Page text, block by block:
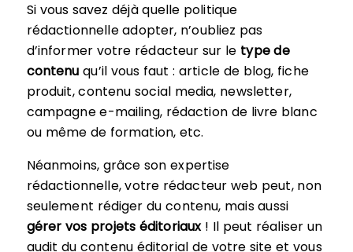
Si vous savez déjà quelle politique
rédactionnelle adopter, n’oubliez pas
d’informer votre rédacteur sur le type de
contenu qu’il vous faut : article de blog, fiche
produit, contenu social media, newsletter,
campagne e-mailing, rédaction de livre blanc
ou même de formation, etc.
Néanmoins, grâce son expertise
rédactionnelle, votre rédacteur web peut, non
seulement rédiger du contenu, mais aussi
gérer vos projets éditoriaux! Il peut réaliser un
audit du contenu éditorial de votre site et vous